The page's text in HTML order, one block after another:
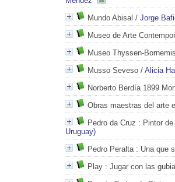
Mundo Abisal / Jorge
Museo de Arte
Museo Thyssen-
Musso Seveso / Alicia
Norberto Berdía 1899
Obras maestras del arte
Pedro da Cruz : Pintor
Uruguay)
Pedro Peralta: Una que
Play : Jugar con las